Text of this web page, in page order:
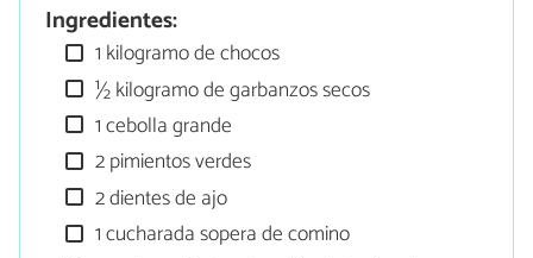
Ingredientes:
1 kilogramo de chocos
½ kilogramo de garbanzos secos
1 cebolla grande
2 pimientos verdes
2 dientes de ajo
1 cucharada sopera de comino